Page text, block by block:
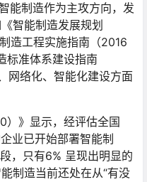
能制造作为主攻方向，发
智能制造发展规划
造工程实施指南（2016
准体系建设指南
网络化、智能化建设方面
）》显示，经评估全国
业已开始部署智能制
，只有6% 呈现出明显的
制造当前还处在从“有没